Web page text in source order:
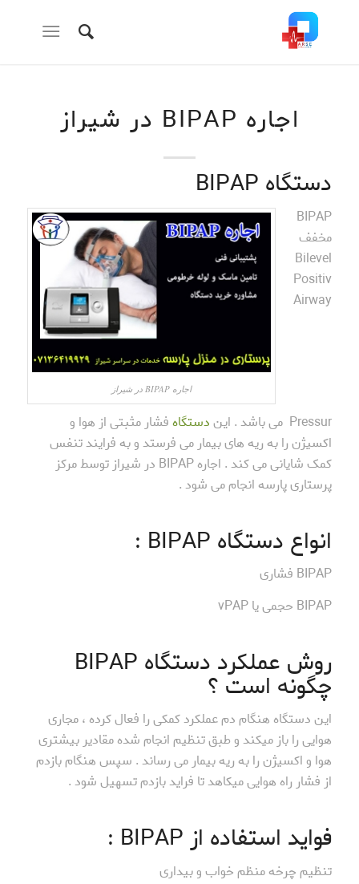
اجاره BIPAP در شیراز
دستگاه BIPAP
اجاره BIPAP در شیراز
BIPAP
مخفف
Bilevel
Positiv
Airway
Pressur می باشد . این دستگاهفشار مثبتی از هوا و
اکسیژن را به ریه های بیمار می فرستد و به فرایند تنفس
کمک شایانی می کند . اجاره BIPAP در شیراز توسط مرکز
پرستاری پارسه انجام می شود .
انواع دستگاه BIPAP :
BIPAP فشاری
BIPAP حجمی یا vPAP
روش عملکرد دستگاه BIPAP
چگونه است ؟
این دستگاه هنگام دم عملکرد کمکی را فعال کرده ، مجاری
هوایی را باز میکند و طبق تنظیم انجام شده مقادیر بیشتری
هوا و اکسیژن را به ریه بیمار می رساند . سپس هنگام بازدم
از فشار راه هوایی میکاهد تا فراید بازدم تسهیل شود .
فواید استفاده از BIPAP :
تنظیم چرخه منظم خواب و بیداری